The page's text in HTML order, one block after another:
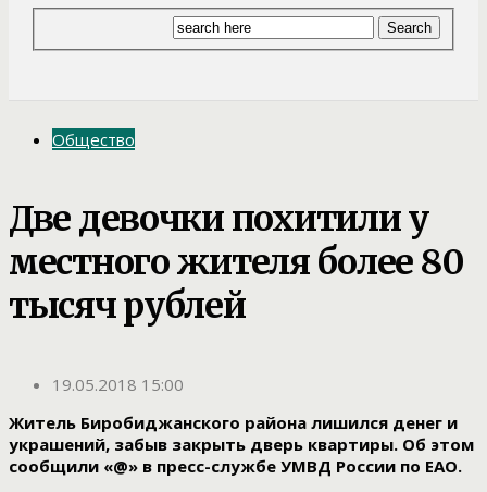
Общество
Две девочки похитили у
местного жителя более 80
тысяч рублей
19.05.2018 15:00
Житель Биробиджанского района лишился денег и
украшений, забыв закрыть дверь квартиры. Об этом
сообщили «@» в пресс-службе УМВД России по ЕАО.